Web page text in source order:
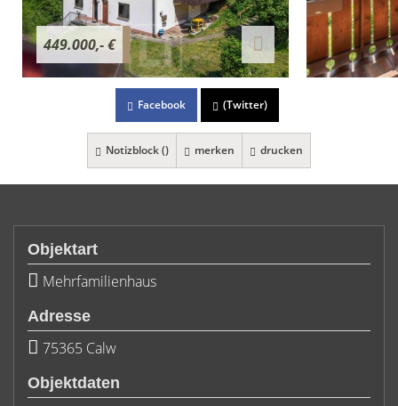
449.000,- €
Facebook (Twitter)
Notizblock () merken drucken
Objektart
Mehrfamilienhaus
Adresse
75365 Calw
Objektdaten